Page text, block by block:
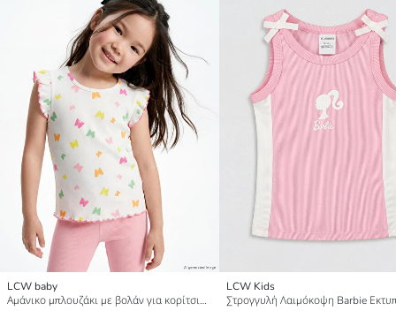
LCW baby
Αμάνικο μπλουζάκι με βολάν για κορίτσια από ύφασμα με ραβδώσεις
LCW Kids